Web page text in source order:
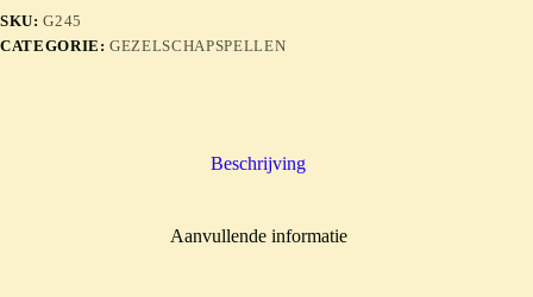
SKU:G245
CATEGORIE:GEZELSCHAPSPELLEN
Beschrijving
Aanvullende informatie